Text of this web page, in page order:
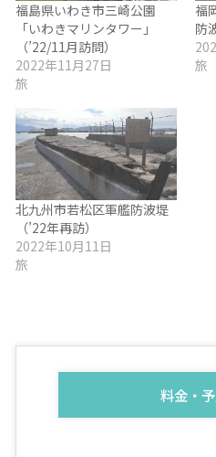
福島県いわき市三崎公園
「いわきマリンタワー」
（’22/11月訪問）
2022年11月27日
旅
福
防
旅
北九州市若松区軍艦防波堤
（’22年再訪）
2022年10月11日
旅
料金・